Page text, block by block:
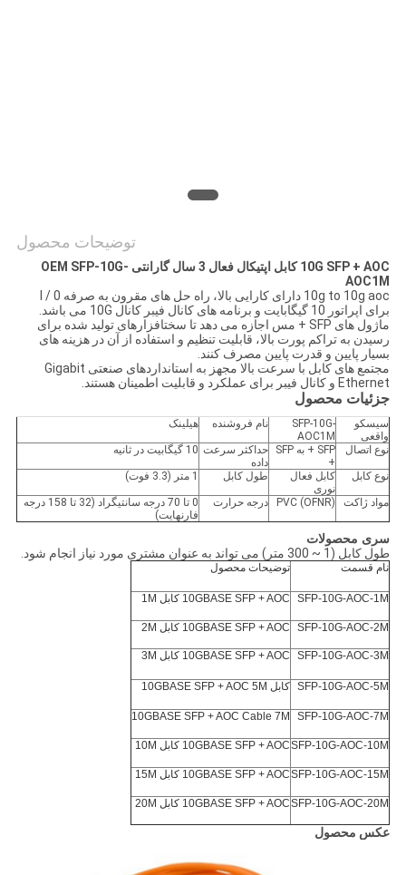
خصوصی
توضیحات محصول
10G SFP + AOC کابل اپتیکال فعال 3 سال گارانتی OEM SFP-10G-
AOC1M
10g to 10g aoc دارای کارایی بالا، راه حل های مقرون به صرفه I / 0
برای اپراتور 10 گیگابایت و برنامه های کانال فیبر کانال 10G می باشد.
ماژول های SFP + مس اجازه می دهد تا سختافزارهای تولید شده برای
رسیدن به تراکم پورت بالا، قابلیت تنظیم و استفاده از آن در هزینه های
بسیار پایین و قدرت پایین مصرف کنند.
مجتمع های کابل با سرعت بالا مجهز به استانداردهای صنعتی Gigabit
Ethernet و کانال فیبر برای عملکرد و قابلیت اطمینان هستند.
جزئیات محصول
سیسکو
واقعی
SFP-10G-
AOC1M
نام فروشنده هیلینک
نوع اتصال
SFP + به SFP
+
حداکثر سرعت
داده
10 گیگابیت در ثانیه
نوع کابل
کابل فعال
نوری
طول کابل 1 متر (3.3 فوت)
مواد ژاکت PVC (OFNR) درجه حرارت
0 تا 70 درجه سانتیگراد (32 تا 158 درجه
فارنهایت)
سری محصولات
طول کابل (1 ~ 300 متر) می تواند به عنوان مشتری مورد نیاز انجام شود.
نام قسمت توضیحات محصول
SFP-10G-AOC-1M 10GBASE SFP + AOC کابل 1M
SFP-10G-AOC-2M 10GBASE SFP + AOC کابل 2M
SFP-10G-AOC-3M 10GBASE SFP + AOC کابل 3M
SFP-10G-AOC-5M کابل 10GBASE SFP + AOC 5M
SFP-10G-AOC-7M
10GBASE SFP + AOC Cable 7M
SFP-10G-AOC-10M10GBASE SFP + AOC کابل 10M
SFP-10G-AOC-15M10GBASE SFP + AOC کابل 15M
SFP-10G-AOC-20M10GBASE SFP + AOC کابل 20M
عکس محصول